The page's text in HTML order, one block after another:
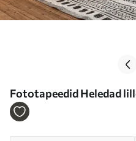
Fototapeedid Heledad